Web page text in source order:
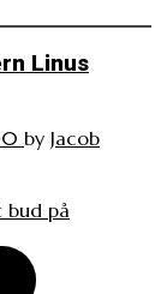
Linus
by Jacob
bud på